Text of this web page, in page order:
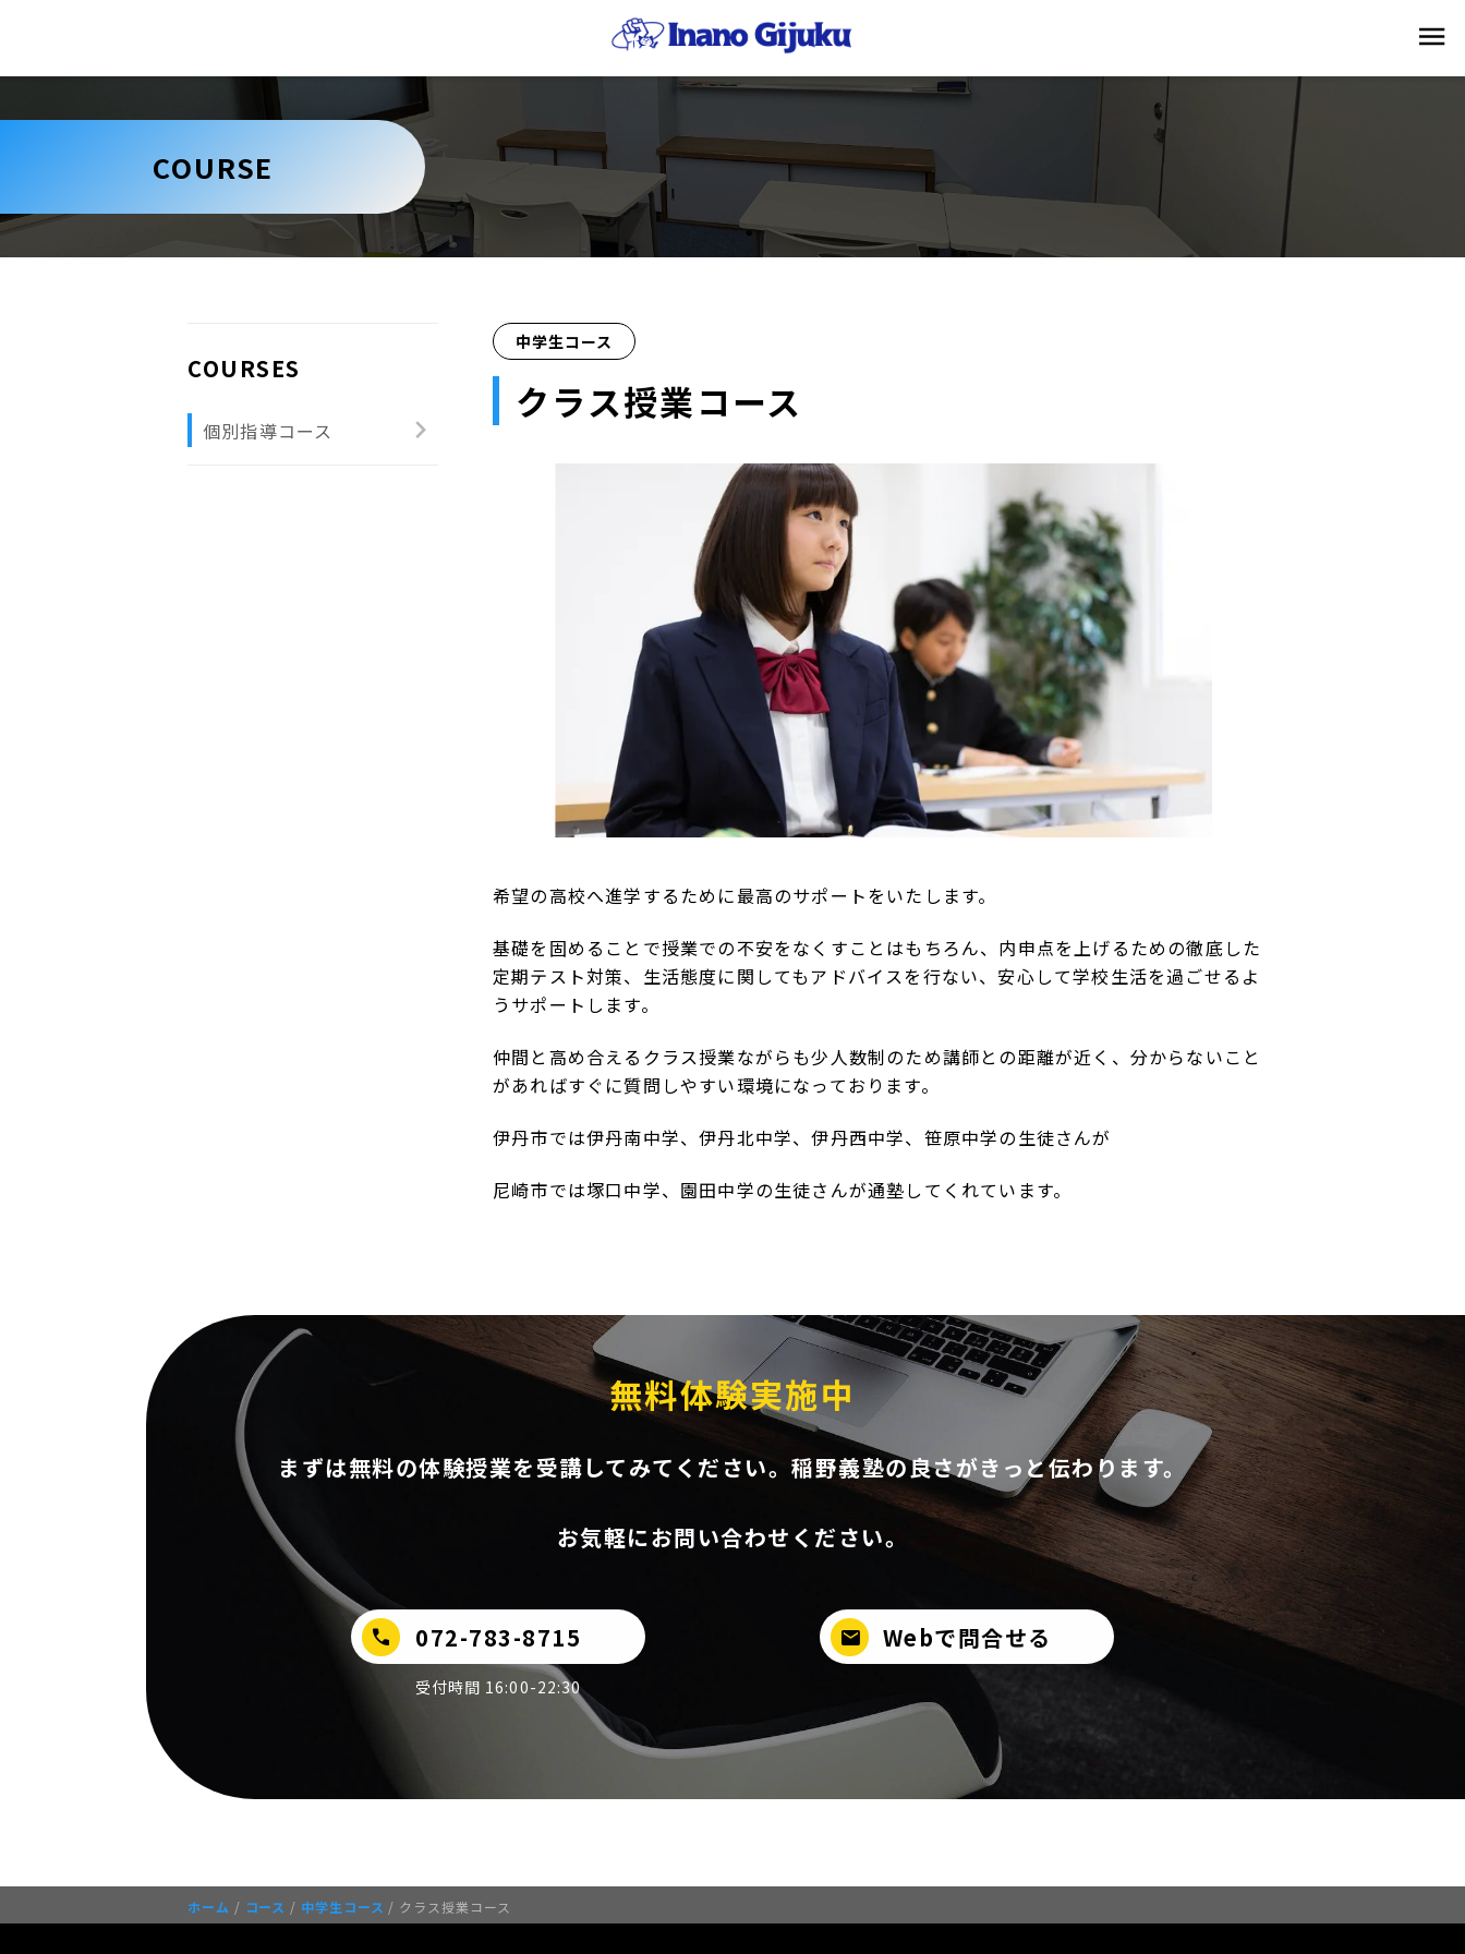
COURSE
COURSES
個別指導コース chevron_right
中学生コース
クラス授業コース
希望の高校へ進学するために最高のサポートをいたします。
基礎を固めることで授業での不安をなくすことはもちろん、内申点を上げるための徹底した
定期テスト対策、生活態度に関してもアドバイスを行ない、安心して学校生活を過ごせるよ
うサポートします。
仲間と高め合えるクラス授業ながらも少人数制のため講師との距離が近く、分からないこと
があればすぐに質問しやすい環境になっております。
伊丹市では伊丹南中学、伊丹北中学、伊丹西中学、笹原中学の生徒さんが
尼崎市では塚口中学、園田中学の生徒さんが通塾してくれています。
無料体験実施中
まずは無料の体験授業を受講してみてください。稲野義塾の良さがきっと伝わります。
お気軽にお問い合わせください。
072-783-8715
call
受付時間 16:00-22:30
Webで問合せる
mail
ホーム / コース / 中学生コース / クラス授業コース